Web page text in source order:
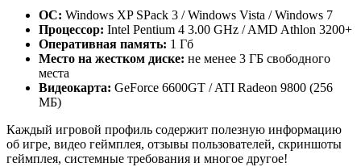
ОС: Windows XP SPack 3 / Windows Vista / Windows 7
Процессор: Intel Pentium 4 3.00 GHz / AMD Athlon 3200+
Оперативная память: 1 Гб
Место на жестком диске: не менее 3 ГБ свободного
места
Видеокарта: GeForce 6600GT / ATI Radeon 9800 (256
МБ)
Каждый игровой профиль содержит полезную информацию
об игре, видео геймплея, отзывы пользователей, скриншоты
геймплея, системные требования и многое другое!